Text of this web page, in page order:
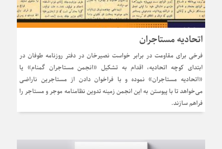
اتحادیه مستاجران
فرخی برای مقاومت در برابر خواست نصیرخان در دفتر روزنامه طوفان در
ابتدای کوچه اتحادیه، اقدام به تشکیل «انجمن مستاجران گمنام» یا
«اتحادیه مستاجران» نموده و با فراخوان دادن از مستاجرین ناراضی
می‌خواهد تا با پیوستن به این انجمن زمینه تدوین نظامنامه موجر و مستاجر را
فراهم سازند.